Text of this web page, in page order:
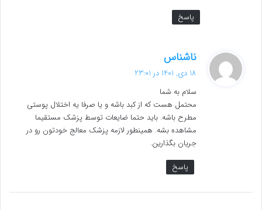
پاسخ
ناشناس
ف
:
18 دی, 1401 در 23:01
سلام به شما
محتمل هست که از کبد باشه و یا صرفا یه اختلال پوستی
مطرح باشه. باید حتما ضایعات توسط پزشک مستقیما
مشاهده بشه. همینطور لازمه پزشک معالج خودتون رو در
جریان بگذارین.
پاسخ